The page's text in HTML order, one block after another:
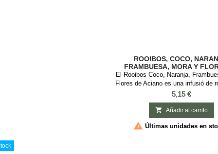
ROOIBOS, COCO,
FRAMBUESA, MORA Y
ACIANO
El Rooibos Coco, Naranja,
Flores de Aciano es una infusió de
combina ingredientes exóticos
rallado, cáscaras de naranja,
y flores de aciano. Esta mezcla
sabor afrutado y dulce, ideal para
cualquier momento del día, tanto
Precio
5,15 €
 Añadir al carrito
 Últimas unidades en